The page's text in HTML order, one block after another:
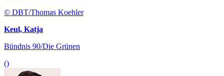
© DBT/Thomas Koehler
Keul, Katja
Bündnis 90/Die Grünen
()